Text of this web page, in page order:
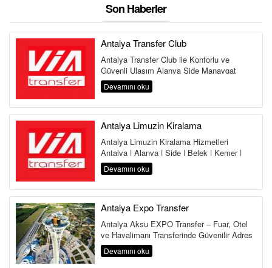
Son Haberler
Antalya Transfer Club
Antalya Transfer Club ile Konforlu ve
Güvenli Ulaşım Alanya Side Manavgat
Belek Kemer Kundu Lara Antalya
Havalima...
Devamını oku
Antalya Limuzin Kiralama
Antalya Limuzin Kiralama Hizmetleri
Antalya | Alanya | Side | Belek | Kemer |
Lara | Kundu | Land of Legends Antalya,...
Devamını oku
Antalya Expo Transfer
Antalya Aksu EXPO Transfer – Fuar, Otel
ve Havalimanı Transferinde Güvenilir Adres
Antalya Aksu Transfer Hi...
Devamını oku